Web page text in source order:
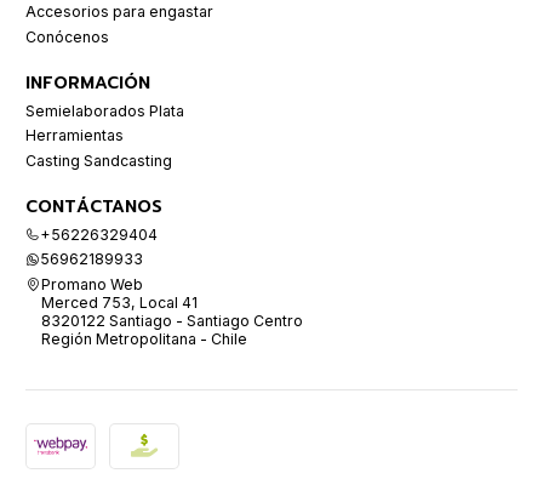
Accesorios para engastar
Conócenos
INFORMACIÓN
Semielaborados Plata
Herramientas
Casting Sandcasting
CONTÁCTANOS
+56226329404
56962189933
Promano Web
Merced 753, Local 41
8320122 Santiago - Santiago Centro
Región Metropolitana - Chile